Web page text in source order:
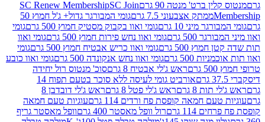
ברט' מנטה 90 גרם
SC Renew MembershipSC Join
ממתק אצבעוני 7.5 גרם
גומי המבורגר גדול+ ג'ל חמוץ 50
מיני 10 גרם
גומי ואוו בקבוק מסטיק חמוץ 500 גרם
גומי
500 גרם
גומי ואוו נחש פירות חמוץ 500 גרם
גומי ואוו
500 גרם
גומי ואוו כריש אבטיח חמוץ 500 גרם
גומי
500 גרם
גומי ואוו נחש אנקונדה 500 גרם
גומי ואוו כובע
ראש ג'לי אבטיח 8 גרם
סוכ' מנטוס רול יחידה
אורביט גומי לעיסה ללא סוכר בטעם תפוח 14
8 גרם
ראש ג'לי פטל 8 גרם
ראש ג'לי דובדבן 8
חמאה קופסת פח ורדים 114 גרם
עוגיות טעם חמאה
114 גרם
רול וופל מאסטר 400 גרם
וופל מאסטר גריף